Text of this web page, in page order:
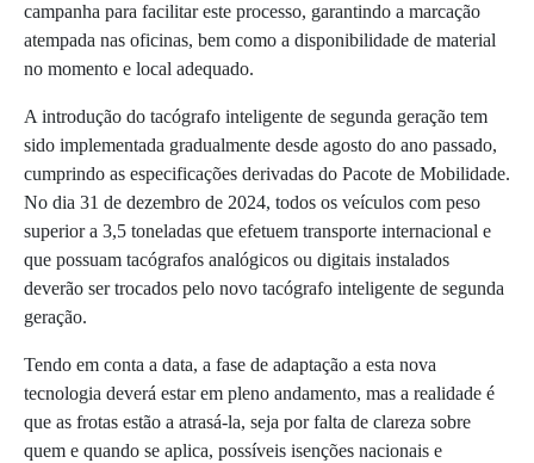
campanha para facilitar este processo, garantindo a marcação
atempada nas oficinas, bem como a disponibilidade de material
no momento e local adequado.
A introdução do tacógrafo inteligente de segunda geração tem
sido implementada gradualmente desde agosto do ano passado,
cumprindo as especificações derivadas do Pacote de Mobilidade.
No dia 31 de dezembro de 2024, todos os veículos com peso
superior a 3,5 toneladas que efetuem transporte internacional e
que possuam tacógrafos analógicos ou digitais instalados
deverão ser trocados pelo novo tacógrafo inteligente de segunda
geração.
Tendo em conta a data, a fase de adaptação a esta nova
tecnologia deverá estar em pleno andamento, mas a realidade é
que as frotas estão a atrasá-la, seja por falta de clareza sobre
quem e quando se aplica, possíveis isenções nacionais e